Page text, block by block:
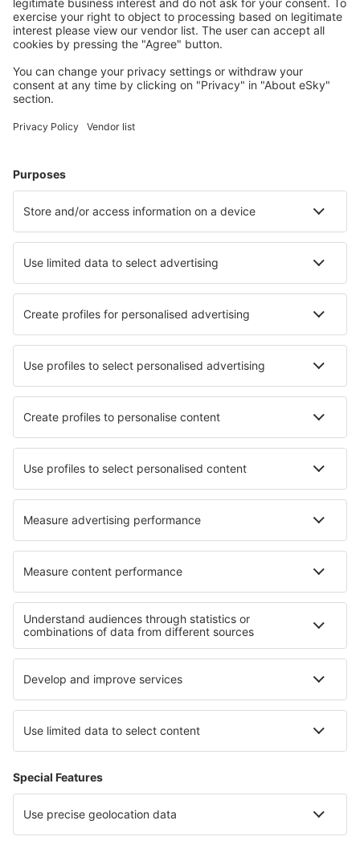
Alege din peste 1,3 mil. de opţiuni: hoteluri, cabane,
apartamente și altele.
Cele mai căutate hoteluri de către utilizatorii eSky
Hoteluri în Franţa - Orașe populare
Hoteluri în Le Cap d`Agde
Hoteluri Gouzon Hoteluri în Limoges
Hoteluri în Les Orres Hoteluri în Grenoble
Hoteluri în La Bresse
Cele mai bune hoteluri - orașe
Hoteluri în Taunggyi Hoteluri în Pachuca de Soto
Hoteluri în Olmito Hoteluri în Brugnato
Hoteluri în Ponta da Tulha Hoteluri în Lohberg
Hoteluri în Meina Hoteluri în Crianlarich
Cele mai bune hoteluri - regiuni
Hoteluri în Corsica Hoteluri în regiunea Munților Jura
Hoteluri în Aquitania Hoteluri în Val Thorens
Hoteluri în Champagne Hoteluri in Black Forest
Hoteluri Plovdiv province
Hoteluri in Rezervația naturală Peșterile Carlsbad